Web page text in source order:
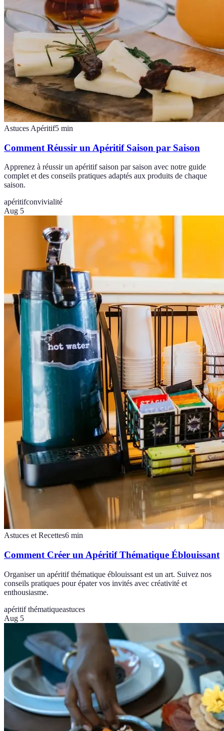
Astuces Apéritif5 min
Comment Réussir un Apéritif Saison par Saison
Apprenez à réussir un apéritif saison par saison avec notre guide
complet et des conseils pratiques adaptés aux produits de chaque
saison.
apéritifconvivialité
Aug 5
Astuces et Recettes6 min
Comment Créer un Apéritif Thématique Éblouissant
Organiser un apéritif thématique éblouissant est un art. Suivez nos
conseils pratiques pour épater vos invités avec créativité et
enthousiasme.
apéritif thématiqueastuces
Aug 5